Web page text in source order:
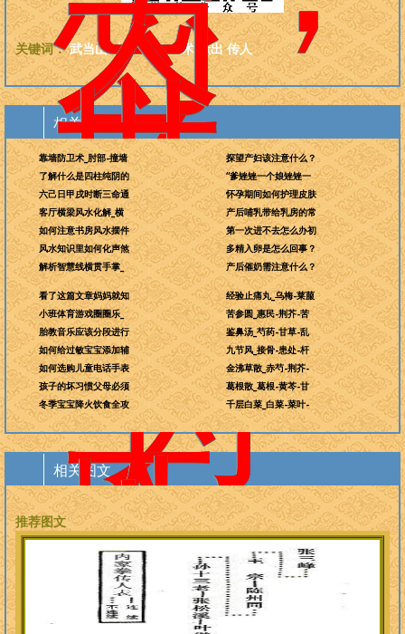
今
世
平
息，
为
天
地
关键词： 武当山 功法 武当 武术 献出 传人
相关图文
靠墙防卫术_肘部-撞墙
了解什么是四柱纯阴的
六己日甲戌时断三命通
客厅横梁风水化解_横
如何注意书房风水摆件
风水知识里如何化声煞
解析智慧线横贯手掌_
探望产妇该注意什么？
“爹矬矬一个娘矬矬一
怀孕期间如何护理皮肤
产后哺乳带给乳房的常
第一次进不去怎么办初
多精入卵是怎么回事？
产后催奶需注意什么？
看了这篇文章妈妈就知
小班体育游戏圈圈乐_
胎教音乐应该分段进行
如何给过敏宝宝添加辅
如何选购儿童电话手表
孩子的坏习惯父母必须
冬季宝宝降火饮食全攻
经验止痛丸_乌梅-莱菔
苦参圆_惠民-荆芥-苦
鉴鼻汤_芍药-甘草-乱
九节风_接骨-患处-杆
金沸草散_赤芍-荆芥-
葛根散_葛根-黄芩-甘
千层白菜_白菜-菜叶-
相关图文
推荐图文